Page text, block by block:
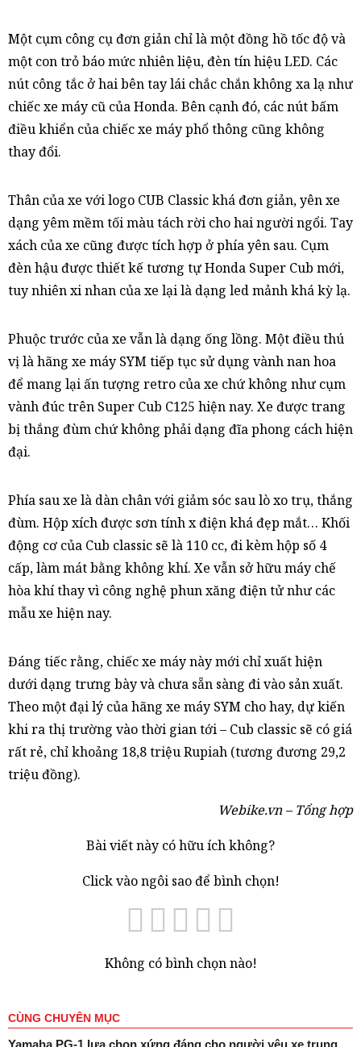
Một cụm công cụ đơn giản chỉ là một đồng hồ tốc độ và
một con trỏ báo mức nhiên liệu, đèn tín hiệu LED. Các
nút công tắc ở hai bên tay lái chắc chắn không xa lạ như
chiếc xe máy cũ của Honda. Bên cạnh đó, các nút bấm
điều khiển của chiếc xe máy phổ thông cũng không
thay đổi.
Thân của xe với logo CUB Classic khá đơn giản, yên xe
dạng yêm mềm tối màu tách rời cho hai người ngổi. Tay
xách của xe cũng được tích hợp ở phía yên sau. Cụm
đèn hậu được thiết kế tương tự Honda Super Cub mới,
tuy nhiên xi nhan của xe lại là dạng led mảnh khá kỳ lạ.
Phuộc trước của xe vẫn là dạng ống lồng. Một điều thú
vị là hãng xe máy SYM tiếp tục sử dụng vành nan hoa
để mang lại ấn tượng retro của xe chứ không như cụm
vành đúc trên Super Cub C125 hiện nay. Xe được trang
bị thắng đùm chứ không phải dạng đĩa phong cách hiện
đại.
Phía sau xe là dàn chân với giảm sóc sau lò xo trụ, thắng
đùm. Hộp xích được sơn tính x điện khá đẹp mắt… Khối
động cơ của Cub classic sẽ là 110 cc, đi kèm hộp số 4
cấp, làm mát bằng không khí. Xe vẫn sở hữu máy chế
hòa khí thay vì công nghệ phun xăng điện tử như các
mẫu xe hiện nay.
Đáng tiếc rằng, chiếc xe máy này mới chỉ xuất hiện
dưới dạng trưng bày và chưa sẵn sàng đi vào sản xuất.
Theo một đại lý của hãng xe máy SYM cho hay, dự kiến
khi ra thị trường vào thời gian tới – Cub classic sẽ có giá
rất rẻ, chỉ khoảng 18,8 triệu Rupiah (tương đương 29,2
triệu đồng).
Webike.vn – Tổng hợp
Bài viết này có hữu ích không?
Click vào ngôi sao để bình chọn!
Không có bình chọn nào!
CÙNG CHUYÊN MỤC
Yamaha PG-1 lựa chọn xứng đáng cho người yêu xe trung